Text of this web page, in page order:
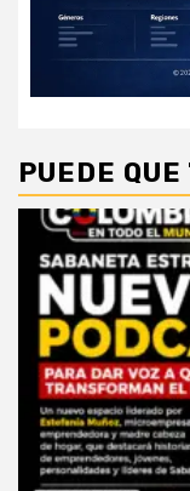
PUEDE